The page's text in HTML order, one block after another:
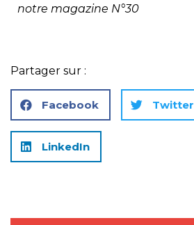
notre magazine N°30
Partager sur :
Facebook Twitter
LinkedIn